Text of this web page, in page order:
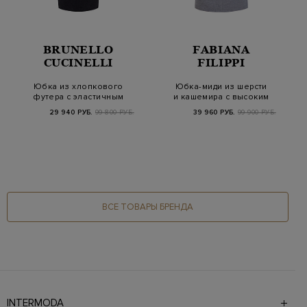
BRUNELLO
CUCINELLI
Юбка из хлопкового
футера с эластичным
29 940 РУБ. 99 800 РУБ.
FABIANA
FILIPPI
Юбка-миди из шерсти
и кашемира с высоким
39 960 РУБ. 99 900 РУБ.
ВСЕ ТОВАРЫ БРЕНДА
INTERMODA